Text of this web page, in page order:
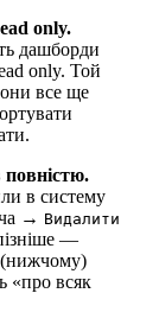
only.
дашборди
only. Той
все ще
в систему
→ Видалити
—
(нижчому)
«про всяк